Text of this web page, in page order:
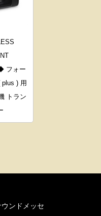
フォー
) 用
トラン
ンドメッセ